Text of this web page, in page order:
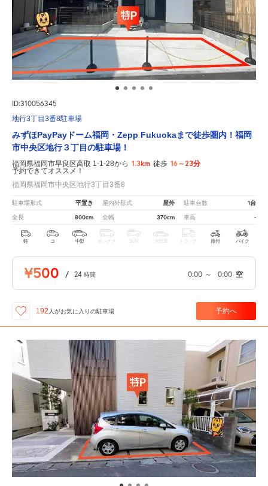
ID:310056345
地行3丁目3番8駐車場
みずほPayPayドーム福岡・Zepp Fukuokaまで徒歩圏内！福岡
市中央区地行３丁目の駐車場！
福岡県福岡市早良区高取 1-1-28から 1.3km 徒歩 16～23分
予約できてオススメ！
福岡県福岡市中央区地行3丁目3番8
駐車場形式 平置き 屋内外形式 屋外 駐車台数 1台
全長 800cm 全幅 370cm 車高 -
軽 コ 中型 ボックス SUV 大型車 トラック 原付 バイク
¥500 / 24 時間 0:00 ～ 0:00 空
192 人がお気に入りの駐車場 予約へ